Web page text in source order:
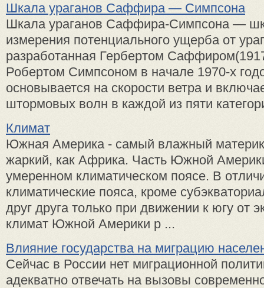
Шкала ураганов Саффира — Симпсона
Шкала ураганов Саффира-Симпсона —
измерения потенциального ущерба от
разработанная Гербертом
Робертом Симпсоном в начале 1970-х
основывается на скорости ветра и
штормовых волн в каждой из пяти
Климат
Южная Америка - самый влажный
жаркий, как Африка. Часть Южной
умеренном климатическом поясе. В
климатические пояса, кроме
друг друга только при движении к югу от
климат Южной Америки р ...
Влияние государства на миграцию
Сейчас в России нет миграционной
адекватно отвечать на вызовы